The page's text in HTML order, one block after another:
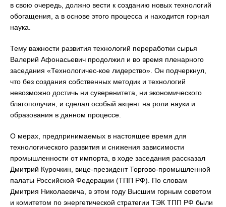
в свою очередь, должно вести к созданию новых технологий
обогащения, а в основе этого процесса и находится горная
наука.
Тему важности развития технологий переработки сырья
Валерий Афонасьевич продолжил и во время пленарного
заседания «Технологичес-кое лидерство». Он подчеркнул,
что без создания собственных методик и технологий
невозможно достичь ни суверенитета, ни экономического
благополучия, и сделал особый акцент на роли науки и
образования в данном процессе.
О мерах, предпринимаемых в настоящее время для
технологического развития и снижения зависимости
промышленности от импорта, в ходе заседания рассказал
Дмитрий Курочкин, вице-президент Торгово-промышленной
палаты Российской Федерации (ТПП РФ). По словам
Дмитрия Николаевича, в этом году Высшим горным советом
и комитетом по энергетической стратегии ТЭК ТПП РФ были